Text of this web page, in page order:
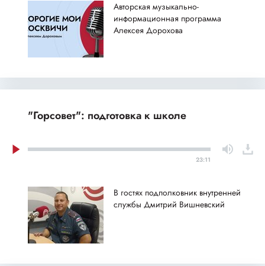
Авторская музыкально-
информационная программа
Алексея Дорохова
"Горсовет": подготовка к школе
23:11
В гостях подполковник внутренней
службы Дмитрий Вишневский